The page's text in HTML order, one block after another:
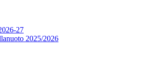
27
2025/2026